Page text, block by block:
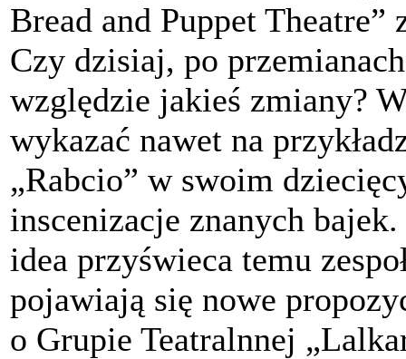
Bread and Puppet
Czy dzisiaj, po
względzie jakieś zmiany?
wykazać nawet na
„Rabcio” w swoim
inscenizacje znanych
idea przyświeca temu
pojawiają się nowe
o Grupie Teatralnnej